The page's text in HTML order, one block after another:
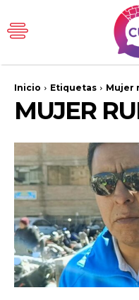
Inicio Etiquetas Mujer
MUJER